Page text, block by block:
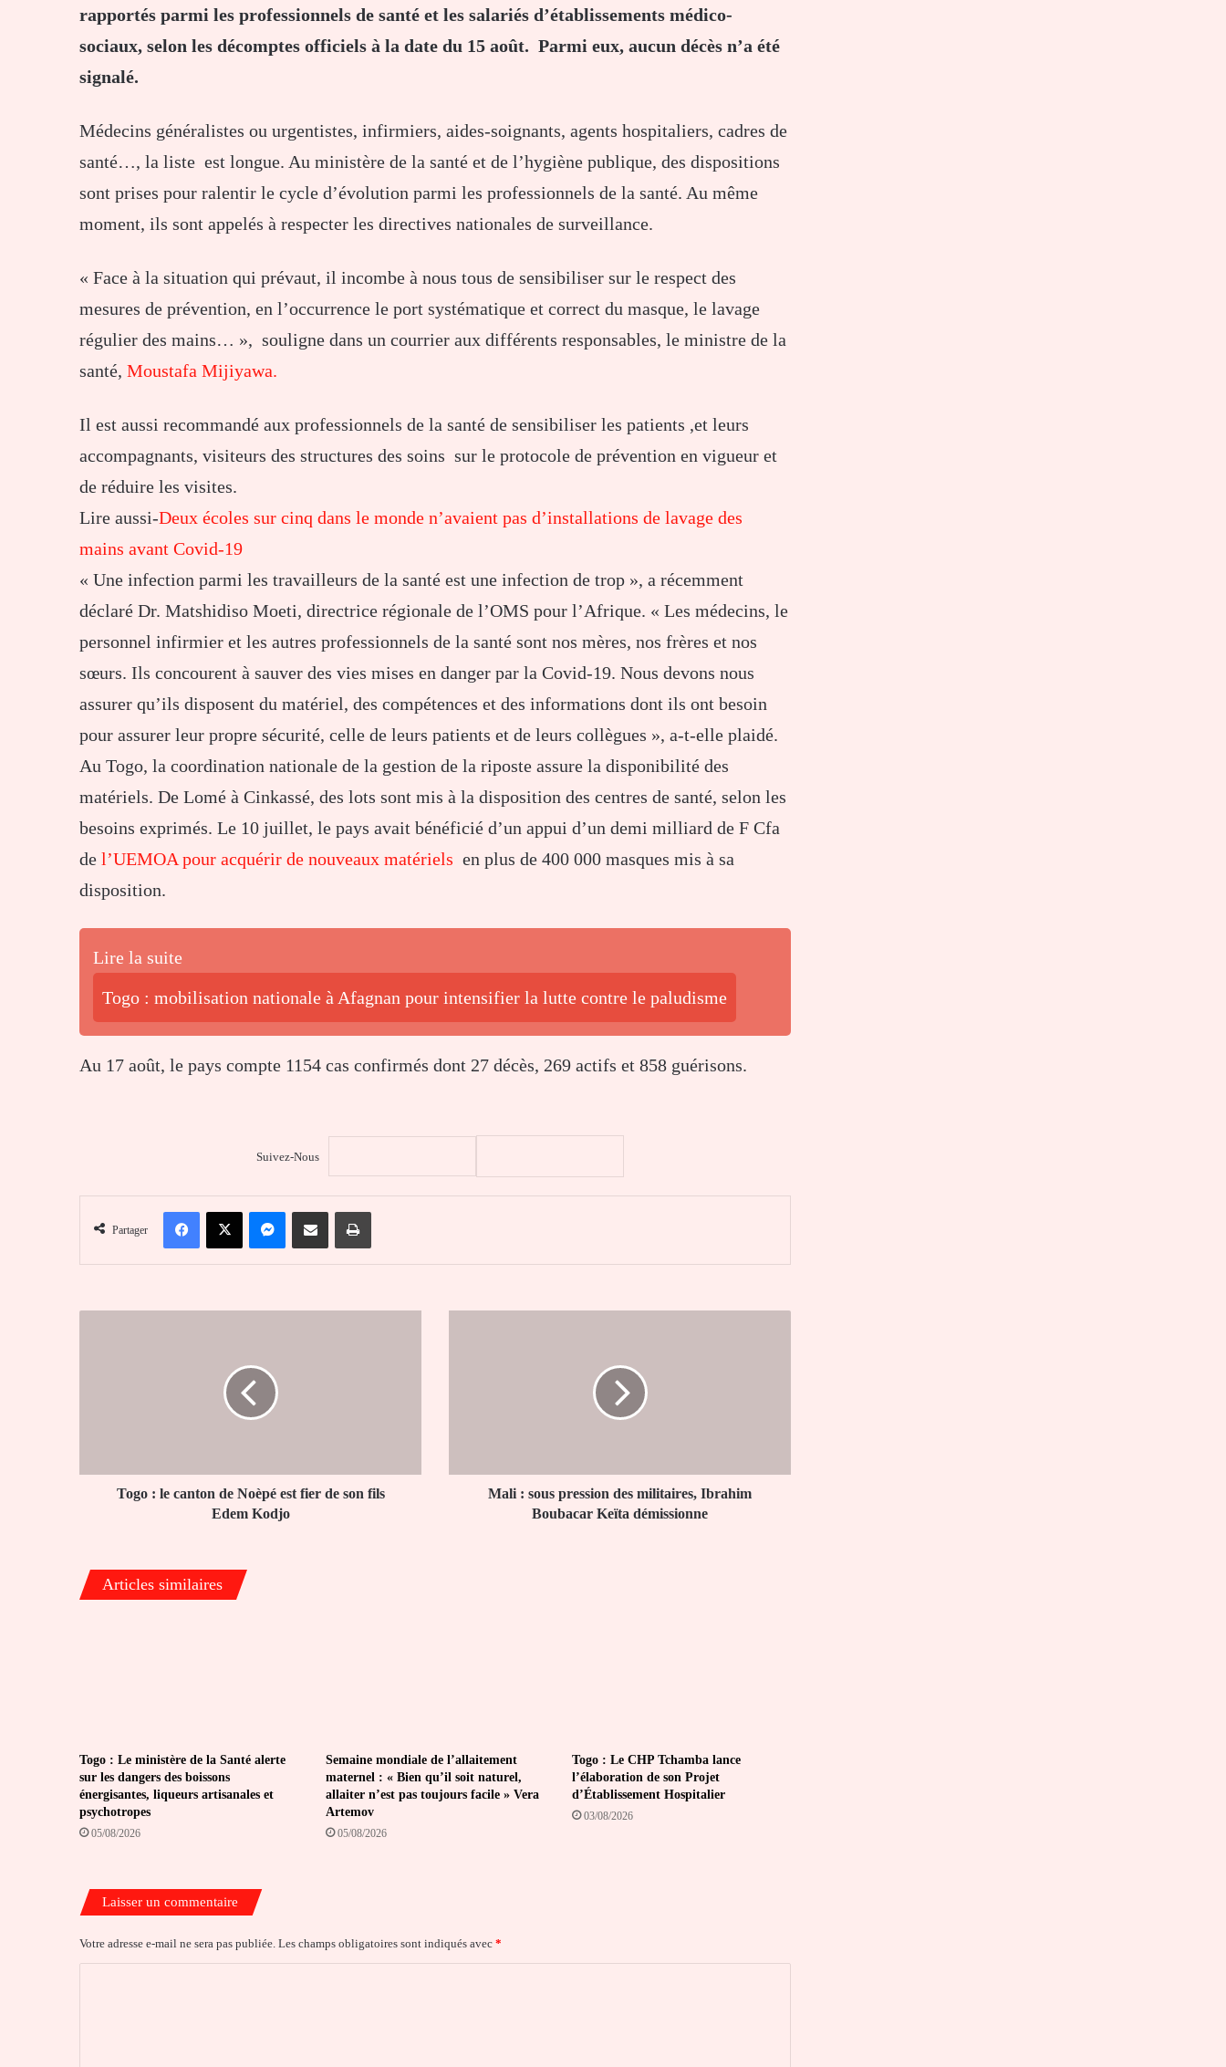
rapportés parmi les professionnels de santé et les salariés d’établissements médico-
sociaux, selon les décomptes officiels à la date du 15 août. Parmi eux, aucun décès n’a été
signalé.
Médecins généralistes ou urgentistes, infirmiers, aides-soignants, agents hospitaliers, cadres de
santé…, la liste est longue. Au ministère de la santé et de l’hygiène publique, des dispositions
sont prises pour ralentir le cycle d’évolution parmi les professionnels de la santé. Au même
moment, ils sont appelés à respecter les directives nationales de surveillance.
« Face à la situation qui prévaut, il incombe à nous tous de sensibiliser sur le respect des
mesures de prévention, en l’occurrence le port systématique et correct du masque, le lavage
régulier des mains… », souligne dans un courrier aux différents responsables, le ministre de la
santé, Moustafa Mijiyawa.
Il est aussi recommandé aux professionnels de la santé de sensibiliser les patients ,et leurs
accompagnants, visiteurs des structures des soins sur le protocole de prévention en vigueur et
de réduire les visites.
Lire aussi-Deux écoles sur cinq dans le monde n’avaient pas d’installations de lavage des
mains avant Covid-19
« Une infection parmi les travailleurs de la santé est une infection de trop », a récemment
déclaré Dr. Matshidiso Moeti, directrice régionale de l’OMS pour l’Afrique. « Les médecins, le
personnel infirmier et les autres professionnels de la santé sont nos mères, nos frères et nos
sœurs. Ils concourent à sauver des vies mises en danger par la Covid-19. Nous devons nous
assurer qu’ils disposent du matériel, des compétences et des informations dont ils ont besoin
pour assurer leur propre sécurité, celle de leurs patients et de leurs collègues », a-t-elle plaidé.
Au Togo, la coordination nationale de la gestion de la riposte assure la disponibilité des
matériels. De Lomé à Cinkassé, des lots sont mis à la disposition des centres de santé, selon les
besoins exprimés. Le 10 juillet, le pays avait bénéficié d’un appui d’un demi milliard de F Cfa
de l’UEMOA pour acquérir de nouveaux matériels en plus de 400 000 masques mis à sa
disposition.
Lire la suite
Togo : mobilisation nationale à Afagnan pour intensifier la lutte contre le paludisme
Au 17 août, le pays compte 1154 cas confirmés dont 27 décès, 269 actifs et 858 guérisons.
Suivez-Nous
Partager
FacebookX MessengerPartager par email Imprimer
de
Togo : le canton de Noèpé est fier de son fils
Edem Kodjo
Keïta
démissionneMali : sous pression des militaires, Ibrahim
Boubacar Keïta démissionne
Articles similaires
Togo : Le ministère de la Santé alerte
sur les dangers des boissons
énergisantes, liqueurs artisanales et
psychotropes
05/08/2026
Semaine mondiale de l’allaitement
maternel : « Bien qu’il soit naturel,
allaiter n’est pas toujours facile » Vera
Artemov
05/08/2026
Togo : Le CHP Tchamba lance
l’élaboration de son Projet
d’Établissement Hospitalier
03/08/2026
Laisser un commentaire
Votre adresse e-mail ne sera pas publiée. Les champs obligatoires sont indiqués avec *